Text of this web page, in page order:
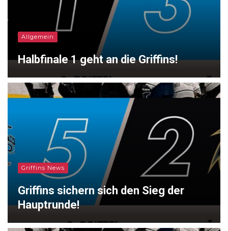
Allgemein
Halbfinale 1 geht an die Griffins!
Griffins News
Griffins sichern sich den Sieg der
Hauptrunde!